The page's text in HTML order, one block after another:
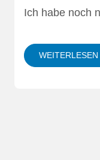
Ich habe noch
WEITERLESEN